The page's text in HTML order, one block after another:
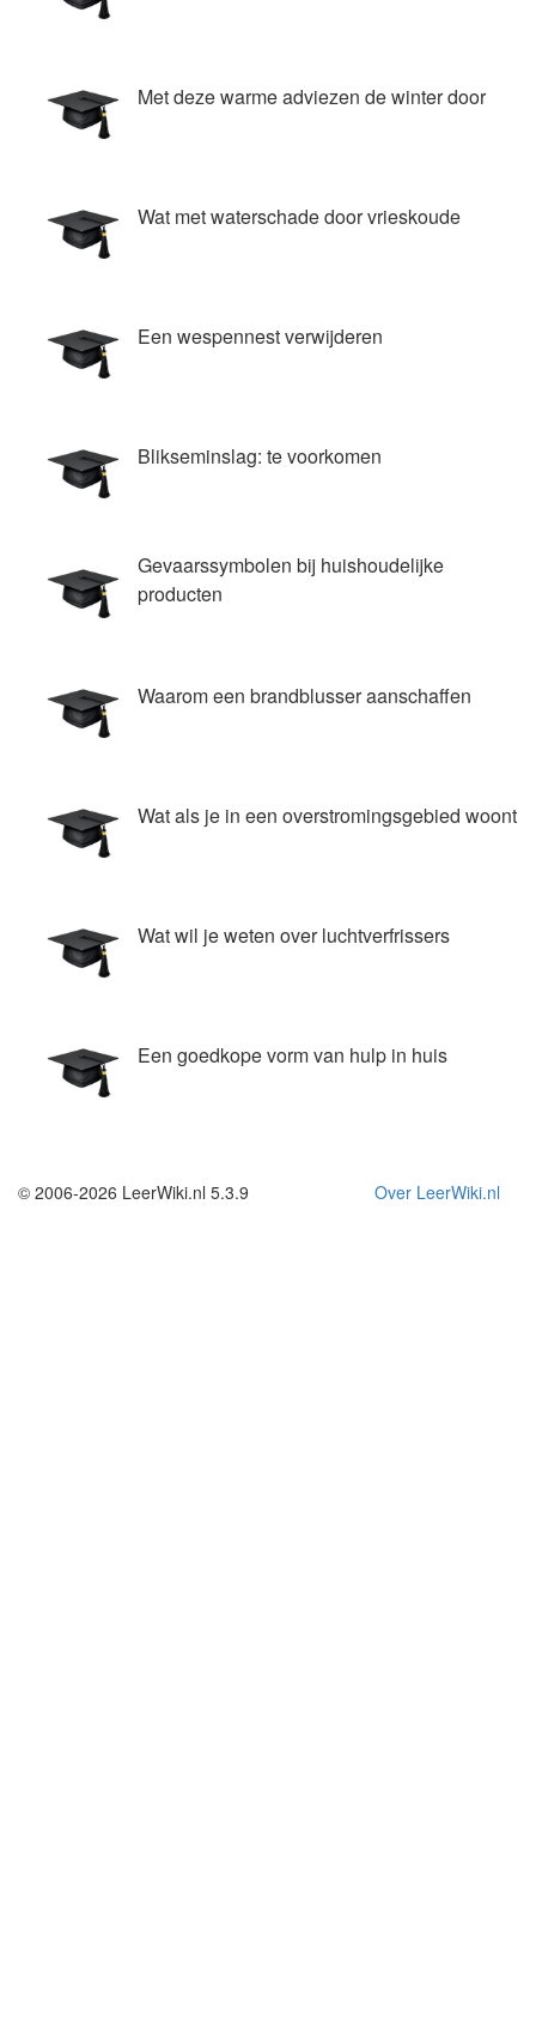
Met deze warme adviezen de winter door
Wat met waterschade door vrieskoude
Een wespennest verwijderen
Blikseminslag: te voorkomen
Gevaarssymbolen bij huishoudelijke
producten
Waarom een brandblusser aanschaffen
Wat als je in een overstromingsgebied woont
Wat wil je weten over luchtverfrissers
Een goedkope vorm van hulp in huis
Over LeerWiki.nl
© 2006-2026 LeerWiki.nl 5.3.9